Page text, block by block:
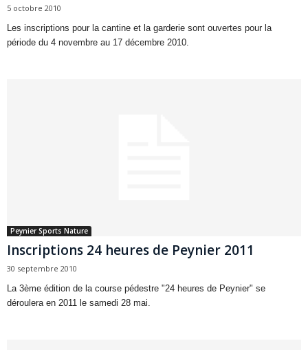
5 octobre 2010
Les inscriptions pour la cantine et la garderie sont ouvertes pour la
période du 4 novembre au 17 décembre 2010.
Peynier Sports Nature
Inscriptions 24 heures de Peynier 2011
30 septembre 2010
La 3ème édition de la course pédestre "24 heures de Peynier" se
déroulera en 2011 le samedi 28 mai.